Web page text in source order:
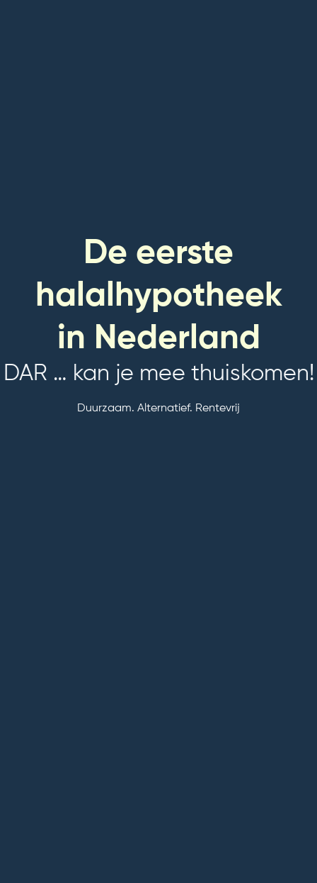
De eerste
halalhypotheek
in Nederland
DAR … kan je mee thuiskomen!
Duurzaam. Alternatief. Rentevrij